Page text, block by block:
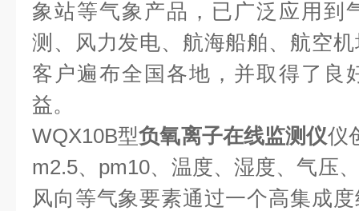
象站等气象产品，已广泛应用到
测、风力发电、航海船舶、航空
客户遍布全国各地，并取得了良
益。
WQX10B型负氧离子在线监测仪仪
m2.5、pm10、温度、湿度、气压
风向等气象要素通过一个高集成